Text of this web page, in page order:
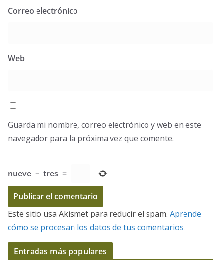
Correo electrónico
Web
Guarda mi nombre, correo electrónico y web en este
navegador para la próxima vez que comente.
nueve − tres =
Este sitio usa Akismet para reducir el spam. Aprende
cómo se procesan los datos de tus comentarios.
Entradas más populares